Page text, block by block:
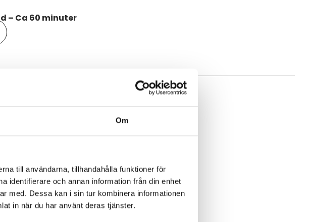
Om
till användarna, tillhandahålla funktioner för
identifierare och annan information från din enhet
med. Dessa kan i sin tur kombinera informationen
in när du har använt deras tjänster.
– Ca 60 minuter